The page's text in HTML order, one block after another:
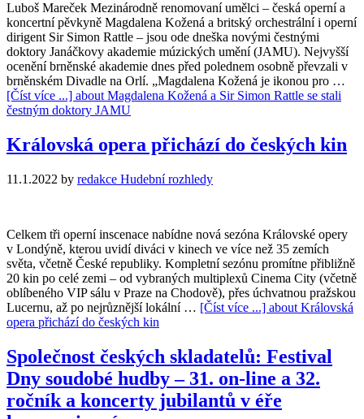
Luboš Mareček Mezinárodně renomovaní umělci – česká operní a
koncertní pěvkyně Magdalena Kožená a britský orchestrální i operní
dirigent Sir Simon Rattle – jsou ode dneška novými čestnými
doktory Janáčkovy akademie múzických umění (JAMU). Nejvyšší
ocenění brněnské akademie dnes před polednem osobně převzali v
brněnském Divadle na Orlí. „Magdalena Kožená je ikonou pro …
[Číst více ...] about Magdalena Kožená a Sir Simon Rattle se stali
čestným doktory JAMU
Královská opera přichází do českých kin
11.1.2022 by redakce Hudební rozhledy
Celkem tři operní inscenace nabídne nová sezóna Královské opery
v Londýně, kterou uvidí diváci v kinech ve více než 35 zemích
světa, včetně České republiky. Kompletní sezónu promítne přibližně
20 kin po celé zemi – od vybraných multiplexů Cinema City (včetně
oblíbeného VIP sálu v Praze na Chodově), přes úchvatnou pražskou
Lucernu, až po nejrůznější lokální … [Číst více ...] about Královská
opera přichází do českých kin
Společnost českých skladatelů: Festival
Dny soudobé hudby – 31. on-line a 32.
ročník a koncerty jubilantů v éře